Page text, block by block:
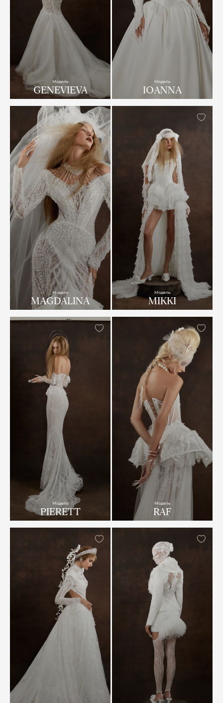
Модель
GENEVIEVA
Модель
IOANNA
Модель
MAGDALINA
Модель
MIKKI
Модель
PIERETT
Модель
RAF